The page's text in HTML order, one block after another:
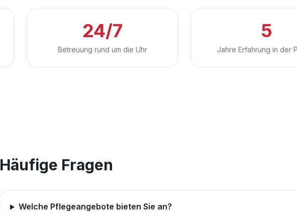
24/7
Betreuung rund um die Uhr
5
Jahre Erfahrung in der
Häufige Fragen
Welche Pflegeangebote bieten Sie an?